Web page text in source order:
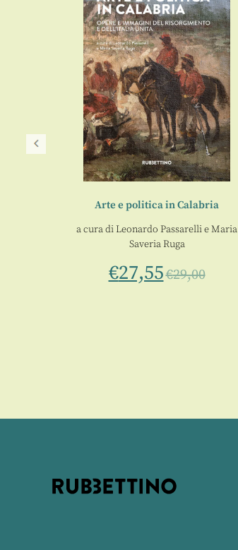
Arte e politica in Calabria
a cura diLeonardo PassarellieMaria
Saveria Ruga
€27,55€29,00